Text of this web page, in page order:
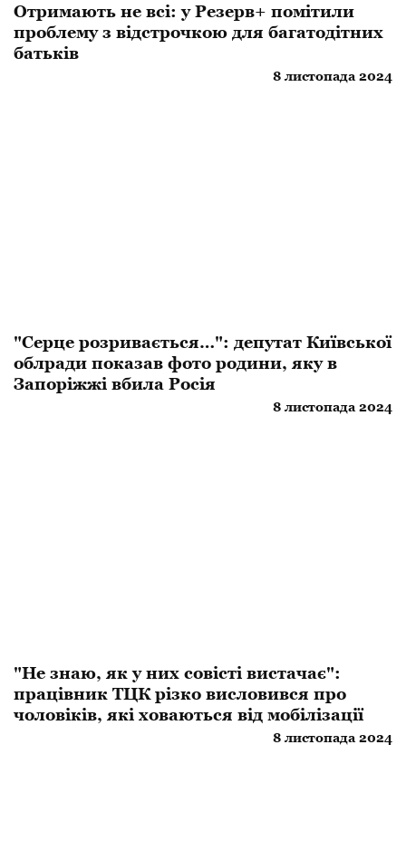
Отримають не всі: у Резерв+ помітили
проблему з відстрочкою для багатодітних
батьків
8 листопада 2024
"Серце розривається…": депутат Київської
облради показав фото родини, яку в
Запоріжжі вбила Росія
8 листопада 2024
"Не знаю, як у них совісті вистачає":
працівник ТЦК різко висловився про
чоловіків, які ховаються від мобілізації
8 листопада 2024